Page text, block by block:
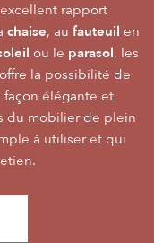
excellent rapport
chaise, au fauteuil en
ou le parasol, les
la possibilité de
élégante et
du mobilier de plein
à utiliser et qui
aux grandes
de par la qualité de
se joue des
comme une pièce à
soin des détails.
desplateaux
nombreusestables
durable.
du prixfont qu’elle
nombre.
un souffle bien
facilité
, Salon,Détente
dans la joie, la
ensemble !